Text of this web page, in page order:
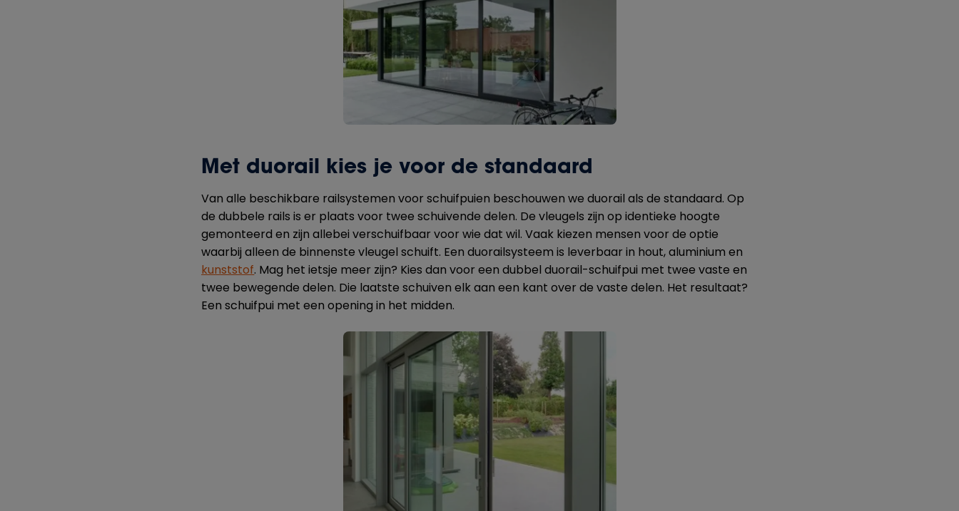
Met duorail kies je voor de standaard
Van alle beschikbare railsystemen voor schuifpuien beschouwen we duorail als de standaard. Op
de dubbele rails is er plaats voor twee schuivende delen. De vleugels zijn op identieke hoogte
gemonteerd en zijn allebei verschuifbaar voor wie dat wil. Vaak kiezen mensen voor de optie
waarbij alleen de binnenste vleugel schuift. Een duorailsysteem is leverbaar in hout, aluminium en
kunststof. Mag het ietsje meer zijn? Kies dan voor een dubbel duorail-schuifpui met twee vaste en
twee bewegende delen. Die laatste schuiven elk aan een kant over de vaste delen. Het resultaat?
Een schuifpui met een opening in het midden.